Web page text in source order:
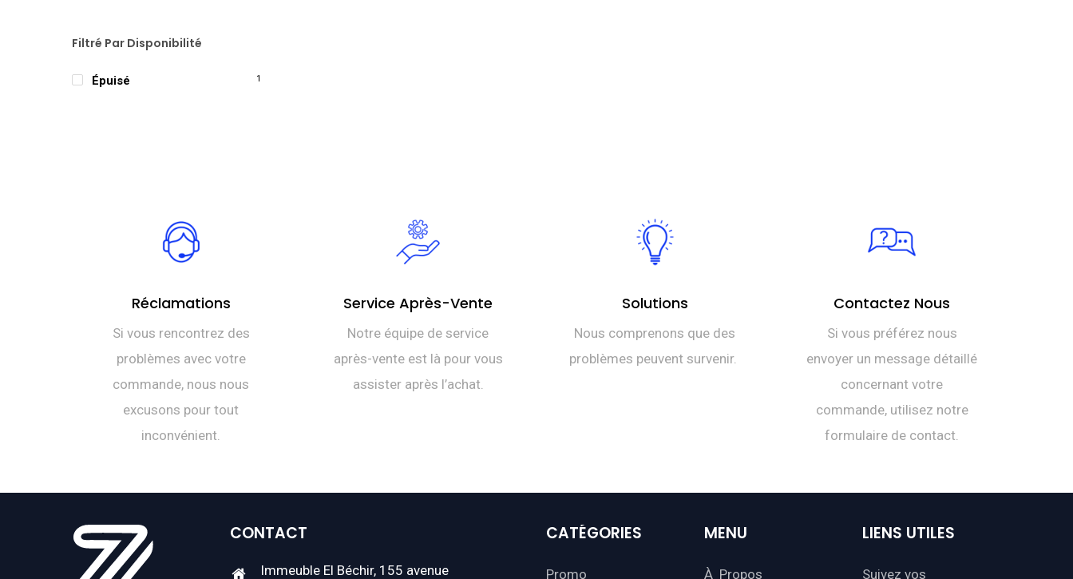
Filtré Par Disponibilité
Épuisé 1
Réclamations
Si vous rencontrez des
problèmes avec votre
commande, nous nous
excusons pour tout
inconvénient.
Service Après-Vente
Notre équipe de service
après-vente est là pour vous
assister après l’achat.
Solutions
Nous comprenons que des
problèmes peuvent survenir.
Contactez Nous
Si vous préférez nous
envoyer un message détaillé
concernant votre
commande, utilisez notre
formulaire de contact.
CONTACT
Immeuble El Béchir, 155 avenue
CATÉGORIES
Promo
MENU
À Propos
LIENS UTILES
Suivez vos